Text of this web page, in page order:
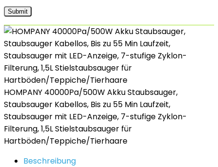
HOMPANY 40000Pa/500W Akku Staubsauger,
Staubsauger Kabellos, Bis zu 55 Min Laufzeit,
Staubsauger mit LED-Anzeige, 7-stufige Zyklon-
Filterung, 1,5L Stielstaubsauger für
Hartböden/Teppiche/Tierhaare
Beschreibung